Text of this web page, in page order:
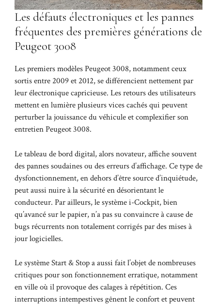
Les défauts électroniques et les pannes
fréquentes des premières générations de
Peugeot 3008
Les premiers modèles Peugeot 3008, notamment ceux
sortis entre 2009 et 2012, se différencient nettement par
leur électronique capricieuse. Les retours des utilisateurs
mettent en lumière plusieurs vices cachés qui peuvent
perturber la jouissance du véhicule et complexifier son
entretien Peugeot 3008.
Le tableau de bord digital, alors novateur, affiche souvent
des pannes soudaines ou des erreurs d’affichage. Ce type de
dysfonctionnement, en dehors d’être source d’inquiétude,
peut aussi nuire à la sécurité en désorientant le
conducteur. Par ailleurs, le système i-Cockpit, bien
qu’avancé sur le papier, n’a pas su convaincre à cause de
bugs récurrents non totalement corrigés par des mises à
jour logicielles.
Le système Start & Stop a aussi fait l’objet de nombreuses
critiques pour son fonctionnement erratique, notamment
en ville où il provoque des calages à répétition. Ces
interruptions intempestives gênent le confort et peuvent